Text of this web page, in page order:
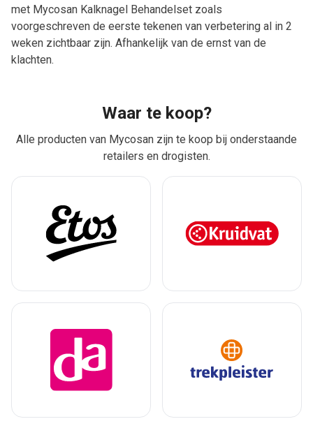
met Mycosan Kalknagel Behandelset zoals
voorgeschreven de eerste tekenen van verbetering al in 2
weken zichtbaar zijn. Afhankelijk van de ernst van de
klachten.
Waar te koop?
Alle producten van Mycosan zijn te koop bij onderstaande
retailers en drogisten.